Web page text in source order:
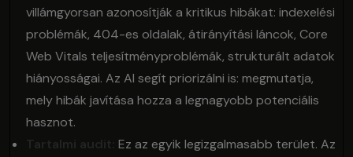
villámgyorsan azonosítják a kritikus hibákat: indexelési
problémák, 404-es oldalak, átirányítási láncok, Core
Web Vitals teljesítményproblémák, strukturált adatok
hiányosságai. Az AI segít priorizálni is: megmutatja,
mely hibák javítása hozza a legnagyobb potenciális
hasznot.
Ez az egyik legizgalmasabb terület. Az